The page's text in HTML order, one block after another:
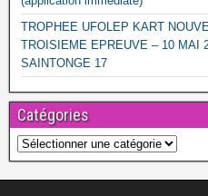
TROPHEE UFOLEP KART
TROISIEME EPREUVE – 10 MAI
SAINTONGE 17
Catégories
Catégories